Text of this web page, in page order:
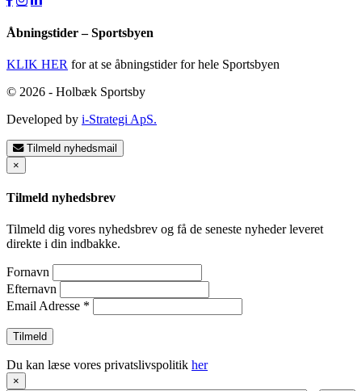
Åbningstider – Sportsbyen
KLIK HER for at se åbningstider for hele Sportsbyen
© 2026 - Holbæk Sportsby
Developed by i-Strategi ApS.
Tilmeld nyhedsmail
×
Tilmeld nyhedsbrev
Tilmeld dig vores nyhedsbrev og få de seneste nyheder leveret
direkte i din indbakke.
Fornavn
Efternavn
Email Adresse *
Du kan læse vores privatslivspolitik her
×